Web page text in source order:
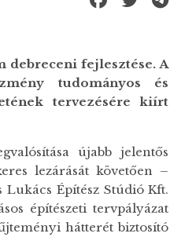
debreceni fejlesztése. A
tudományos és
tervezésére kiírt
újabb jelentős
lezárását követően –
Építész Stúdió Kft.
építészeti tervpályázat
hátterét biztosító